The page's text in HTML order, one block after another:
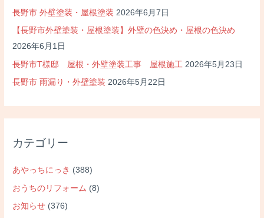
長野市 外壁塗装・屋根塗装 2026年6月7日
【長野市外壁塗装・屋根塗装】外壁の色決め・屋根の色決め
2026年6月1日
長野市T様邸 屋根・外壁塗装工事 屋根施工 2026年5月23日
長野市 雨漏り・外壁塗装 2026年5月22日
カテゴリー
あやっちにっき (388)
おうちのリフォーム (8)
お知らせ (376)